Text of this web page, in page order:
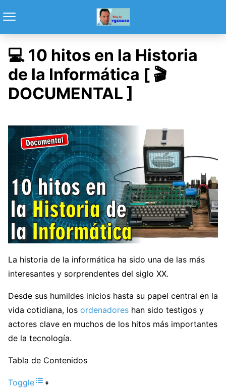
💻 10 hitos en la Historia
de la Informática [ 🎬
DOCUMENTAL ]
La historia de la informática ha sido una de las más
interesantes y sorprendentes del siglo XX.
Desde sus humildes inicios hasta su papel central en la
vida cotidiana, los ordenadores han sido testigos y
actores clave en muchos de los hitos más importantes
de la tecnología.
Tabla de Contenidos
Toggle